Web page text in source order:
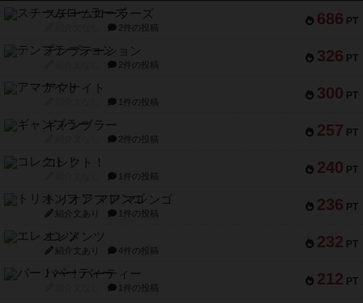
686 PT
スチームローラーズ
2件の投稿
326 PT
テンプテーション
2件の投稿
300 PT
アマナイト
1件の投稿
257 PT
ギャンブラー
2件の投稿
240 PT
コレクト！
1件の投稿
236 PT
トリオンフ ア マレンゴ
紹介文あり 1件の投稿
232 PT
エレメンツ
紹介文あり 4件の投稿
212 PT
バー！パーティー
1件の投稿